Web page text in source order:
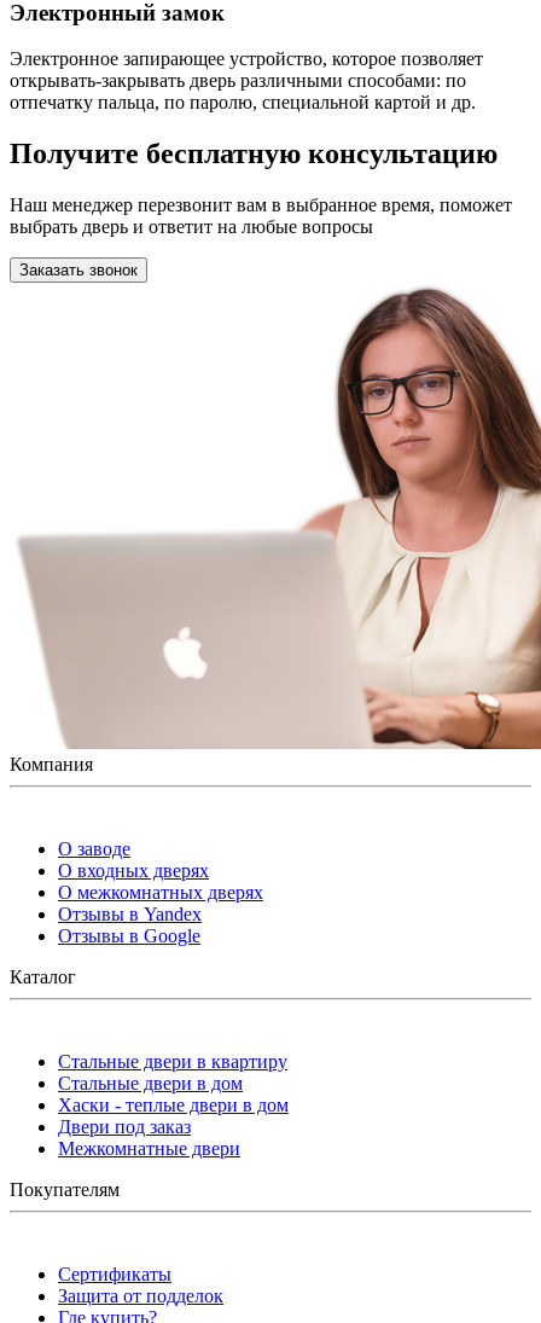
Электронный замок
Электронное запирающее устройство, которое позволяет
открывать-закрывать дверь различными способами: по
отпечатку пальца, по паролю, специальной картой и др.
Получите бесплатную консультацию
Наш менеджер перезвонит вам в выбранное время, поможет
выбрать дверь и ответит на любые вопросы
Заказать звонок
Компания
О заводе
О входных дверях
О межкомнатных дверях
Отзывы в Yandex
Отзывы в Google
Каталог
Стальные двери в квартиру
Стальные двери в дом
Хаски - теплые двери в дом
Двери под заказ
Межкомнатные двери
Покупателям
Сертификаты
Защита от подделок
Где купить?